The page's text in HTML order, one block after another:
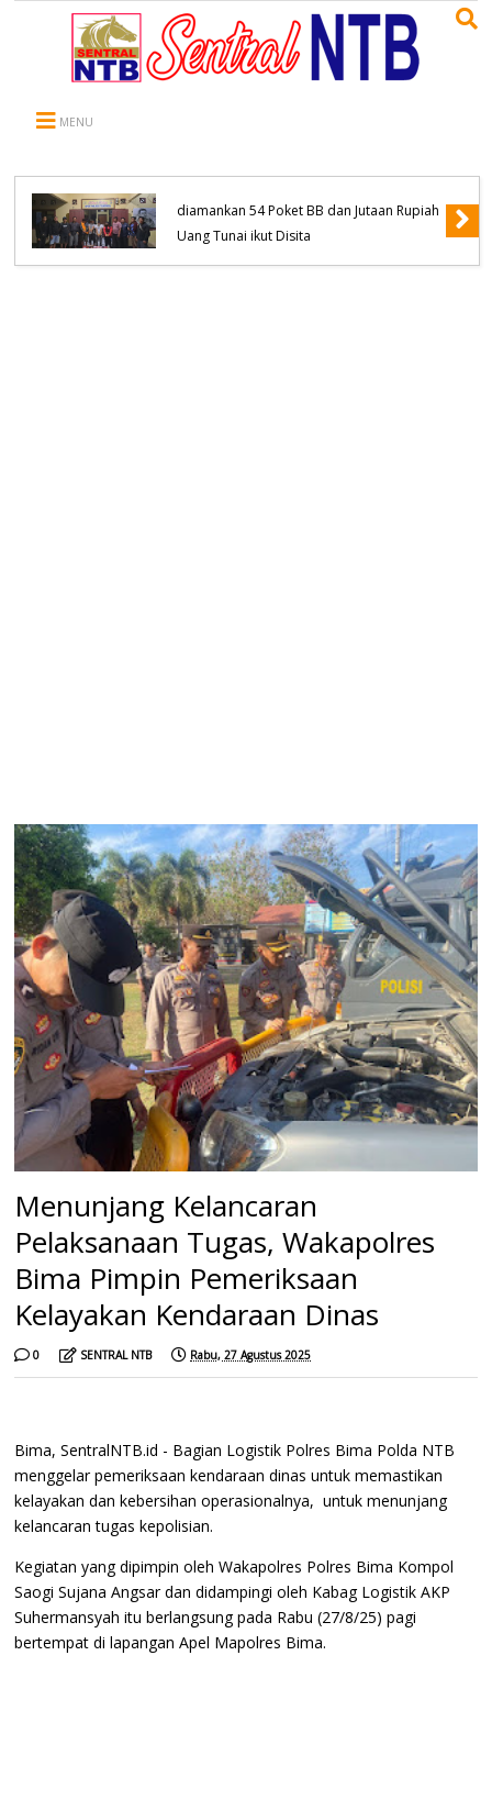
MENU
diamankan 54 Poket BB dan Jutaan Rupiah
Uang Tunai ikut Disita
Menunjang Kelancaran
Pelaksanaan Tugas, Wakapolres
Bima Pimpin Pemeriksaan
Kelayakan Kendaraan Dinas
0 SENTRAL NTB Rabu, 27 Agustus 2025
Bima, SentralNTB.id - Bagian Logistik Polres Bima Polda NTB
menggelar pemeriksaan kendaraan dinas untuk memastikan
kelayakan dan kebersihan operasionalnya, untuk menunjang
kelancaran tugas kepolisian.
Kegiatan yang dipimpin oleh Wakapolres Polres Bima Kompol
Saogi Sujana Angsar dan didampingi oleh Kabag Logistik AKP
Suhermansyah itu berlangsung pada Rabu (27/8/25) pagi
bertempat di lapangan Apel Mapolres Bima.